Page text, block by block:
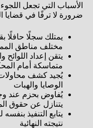
الأسباب التي تجعل
ضرورة لا ترفًا في قضايا
يمتلك سجلًا حافلًا
مختلف مناطق
يتقن إعداد
متماسكة أمام
يُجيد كشف محاولات
الوصايا والهبات
يُفاوض بحزم عند
يتنازل عن حقوق
يتابع التنفيذ
نتيجته النهائية